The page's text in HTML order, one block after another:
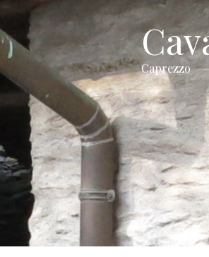
Caprezzo